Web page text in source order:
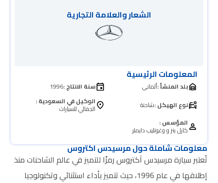
الشعار والعلامة التجارية
المعلومات الرئيسية
بلد المنشأ :ألماني سنة الانتاج :1996
نوع الهيكل :شاحنة الوكيل في السعودية :
الجفالي للسيارات
المؤسس :
كارل بنز و وغوتليب دايملر
معلومات شاملة حول مرسيدس اكتروس
تُعتبر سيارة مرسيدس آكتروس رمزًا للتميز في عالم الشاحنات منذ
إطلاقها في عام 1996، حيث تتميز بأداء استثنائي وتكنولوجيا